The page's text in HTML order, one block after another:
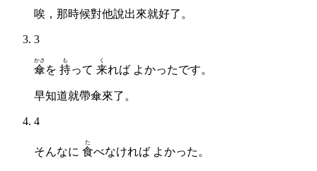
唉，那時候對他說出來就好了。
3
傘
かさ
を 持
も
って 来
く
れば よかったです。
早知道就帶傘來了。
4
そんなに 食
た
べなければ よかった。